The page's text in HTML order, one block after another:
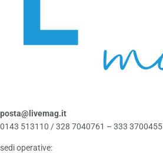
posta@livemag.it
0143 513110 / 328 7040761 – 333 3700455
sedi operative: